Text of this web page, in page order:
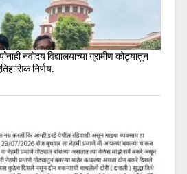
नवोदय विद्यालयाच्या ग्रामीण कोट्यातून
निर्णय.